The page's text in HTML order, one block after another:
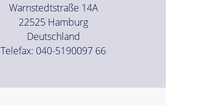
Warnstedtstraße 14A
22525 Hamburg
Deutschland
Telefax: 040-5190097 66